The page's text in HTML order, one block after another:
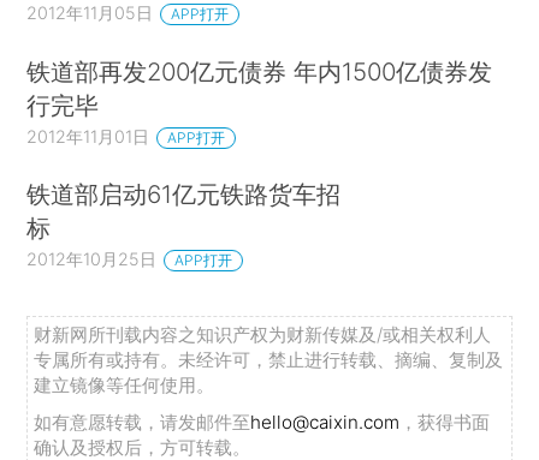
2012年11月05日 APP打开
铁道部再发200亿元债券 年内1500亿债券发
行完毕
2012年11月01日 APP打开
铁道部启动61亿元铁路货车招
标
2012年10月25日 APP打开
财新网所刊载内容之知识产权为财新传媒及/或相关权利人
专属所有或持有。未经许可，禁止进行转载、摘编、复制及
建立镜像等任何使用。
如有意愿转载，请发邮件至hello@caixin.com ，获得书面
确认及授权后，方可转载。